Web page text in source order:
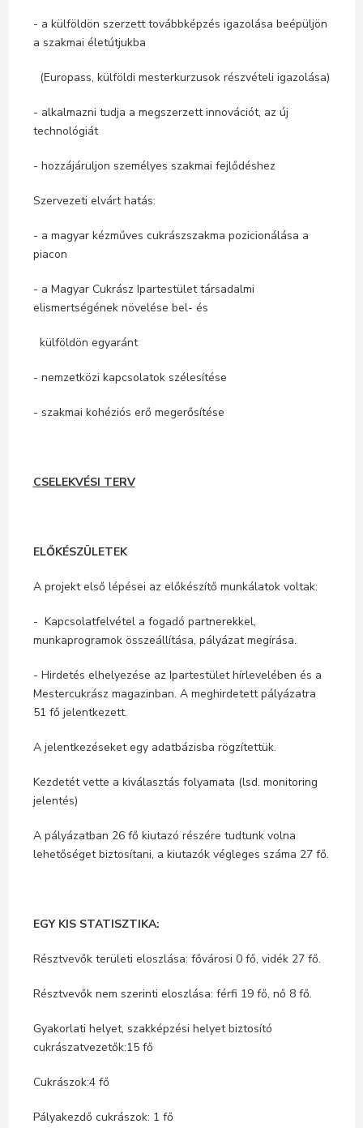
- a külföldön szerzett továbbképzés igazolása beépüljön
a szakmai életútjukba
(Europass, külföldi mesterkurzusok részvételi igazolása)
- alkalmazni tudja a megszerzett innovációt, az új
technológiát
- hozzájáruljon személyes szakmai fejlődéshez
Szervezeti elvárt hatás:
- a magyar kézműves cukrászszakma pozicionálása a
piacon
- a Magyar Cukrász Ipartestület társadalmi
elismertségének növelése bel- és
külföldön egyaránt
- nemzetközi kapcsolatok szélesítése
- szakmai kohéziós erő megerősítése
CSELEKVÉSI TERV
ELŐKÉSZÜLETEK
A projekt első lépései az előkészítő munkálatok voltak:
- Kapcsolatfelvétel a fogadó partnerekkel,
munkaprogramok összeállítása, pályázat megírása.
- Hirdetés elhelyezése az Ipartestület hírlevelében és a
Mestercukrász magazinban. A meghirdetett pályázatra
51 fő jelentkezett.
A jelentkezéseket egy adatbázisba rögzítettük.
Kezdetét vette a kiválasztás folyamata (lsd. monitoring
jelentés)
A pályázatban 26 fő kiutazó részére tudtunk volna
lehetőséget biztosítani, a kiutazók végleges száma 27 fő.
EGY KIS STATISZTIKA:
Résztvevők területi eloszlása: fővárosi 0 fő, vidék 27 fő.
Résztvevők nem szerinti eloszlása: férfi 19 fő, nő 8 fő.
Gyakorlati helyet, szakképzési helyet biztosító
cukrászatvezetők:15 fő
Cukrászok:4 fő
Pályakezdő cukrászok: 1 fő